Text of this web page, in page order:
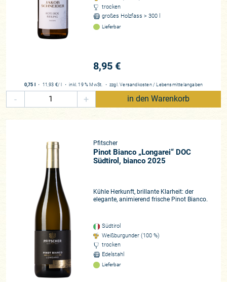
trocken
großes Holzfass > 300 l
Lieferbar
8,95 €
0,75 l ・ 11,93 €/ l ・inkl. 19 % MwSt. ・ zzgl.Versandkosten / Lebensmittelangaben
- + in den Warenkorb
Pfitscher
Pinot Bianco „Longarei“ DOC
Südtirol, bianco 2025
Kühle Herkunft, brillante Klarheit: der
elegante, animierend frische Pinot Bianco.
Südtirol
Weißburgunder (100 %)
trocken
Edelstahl
Lieferbar